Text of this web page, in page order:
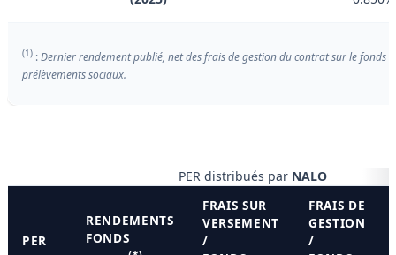
(1) :Dernier rendement publié, net des frais de gestion du contrat sur le fonds
prélèvements sociaux.
PER distribués par NALO
PER
RENDEMENTS
FONDS
FRAIS SUR
VERSEMENT
/
FRAIS DE
GESTION
/